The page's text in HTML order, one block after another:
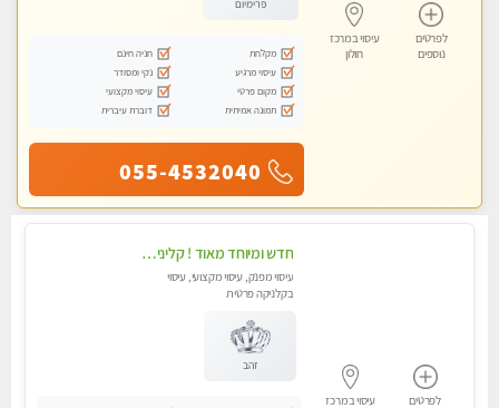
לפרטים
נוספים
עיסוי במרכז
חולון
פרימיום
מקלחת
חניה חינם
עיסוי מרגיע
נקי ומסודר
מקום פרטי
עיסוי מקצועי
תמונה אמיתית
דוברת עיברית
055-4532040
לפרטים עיסוי במרכז
חדש ומיוחד מאוד ! קליניקה פרטית ומיוחדת
עיסוי מפנק, עיסוי מקצועי, עיסוי
בקלניקה פרטית
זהב